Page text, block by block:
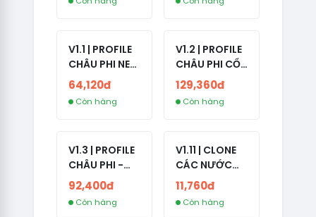
RANDOM BẠN
LIVE ADS
V1.1 | PROFILE
CHÂU PHI NEW
- NO 2FA - ĐA
SỐ BẠN BÈ
CAO
64,120đ
Còn hàng
V1.2 | PROFILE
CHÂU PHI CỔ
- NO 2FA -
LIVE ADS -
NĂM TẠO
129,360đ
Còn hàng
V1.3 | PROFILE
CHÂU PHI -
NO 2FA - LIVE
ADS
92,400đ
Còn hàng
V1.11 | CLONE
CÁC NƯỚC
CÓ 2FA -
INDIA - HÀNG
1 HOTMAIL
11,760đ
Còn hàng